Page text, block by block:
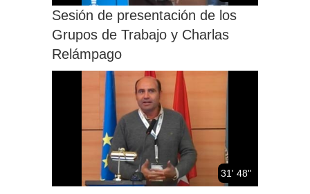
Sesión de presentación de los
Grupos de Trabajo y Charlas
Relámpago
31' 48''